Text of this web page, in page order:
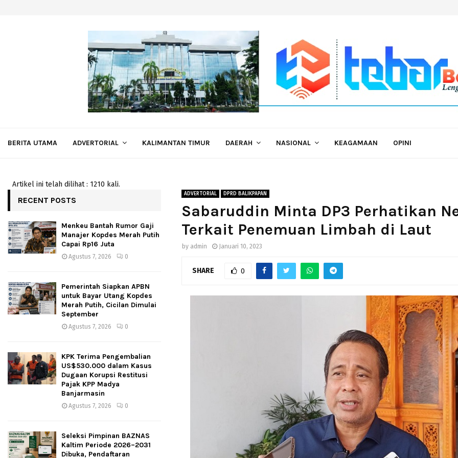
BERITA UTAMA ADVERTORIAL KALIMANTAN TIMUR DAERAH NASIONAL KEAGAMAAN OPINI
Artikel ini telah dilihat : 1210 kali.
ADVERTORIAL DPRD BALIKPAPAN
Sabaruddin Minta DP3 Perhatikan
Terkait Penemuan Limbah di Laut
by admin Januari 10, 2023
SHARE 0
RECENT POSTS
Menkeu Bantah Rumor Gaji
Manajer Kopdes Merah Putih
Capai Rp16 Juta
Agustus 7, 2026 0
Pemerintah Siapkan APBN
untuk Bayar Utang Kopdes
Merah Putih, Cicilan Dimulai
September
Agustus 7, 2026 0
KPK Terima Pengembalian
US$530.000 dalam Kasus
Dugaan Korupsi Restitusi
Pajak KPP Madya
Banjarmasin
Agustus 7, 2026 0
Seleksi Pimpinan BAZNAS
Kaltim Periode 2026–2031
Dibuka, Pendaftaran